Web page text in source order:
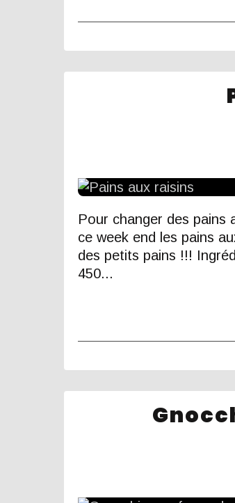
Pour changer des pains
ce week end les pains
des petits pains !!!
450...